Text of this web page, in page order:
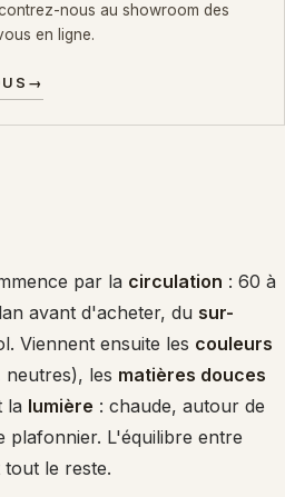
nous au showroom des
en ligne.
→
par la circulation : 60 à
avant d'acheter, du sur-
Viennent ensuite les couleurs
les matières douces
la lumière : chaude, autour de
plafonnier. L'équilibre entre
le reste.